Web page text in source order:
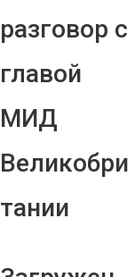
разговор с
главой
МИД
Великобри
тании